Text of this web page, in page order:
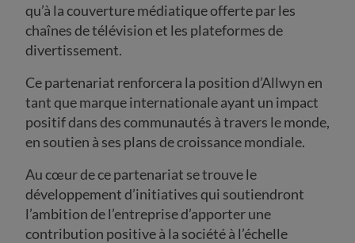
qu’à la couverture médiatique offerte par les
chaînes de télévision et les plateformes de
divertissement.
Ce partenariat renforcera la position d’Allwyn en
tant que marque internationale ayant un impact
positif dans des communautés à travers le monde,
en soutien à ses plans de croissance mondiale.
Au cœur de ce partenariat se trouve le
développement d’initiatives qui soutiendront
l’ambition de l’entreprise d’apporter une
contribution positive à la société à l’échelle